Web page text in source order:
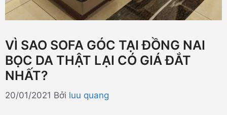
VÌ SAO SOFA GÓC TẠI ĐỒNG NAI
BỌC DA THẬT LẠI CÓ GIÁ ĐẮT
NHẤT?
20/01/2021 Bởi luu quang